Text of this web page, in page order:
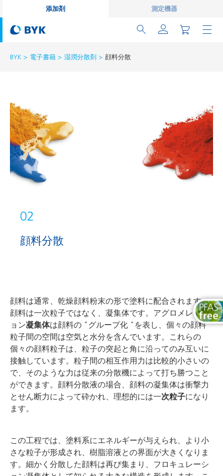
添加剤 測定機器
BYK 電子書籍 湿潤分散剤 顔料分散
02
顔料分散
顔料は通常、乾燥顔料粉末の形で塗料に配合されます。
顔料は一次粒子ではなく、凝集体です。アグロメレーシ
ョン凝集体は顔料の "グループ化 "を表し、個々の顔料
粒子間の空間は空気と水分を含んでいます。これらの
個々の顔料粒子は、粒子の突起と角に沿ってのみ互いに
接触しています。粒子間の相互作用力は比較的小さいの
で、そのような力は従来の分散機によって打ち勝つこと
ができます。顔料分散液の場合、顔料の凝集体は衝撃力
とせん断力によって砕かれ、理想的には一次粒子になり
ます。
この工程では、塗料系にエネルギーが与えられ、より小
さな粒子が形成され、樹脂溶液との界面が大きくなりま
す。細かく分散した顔料は再び集まり、フロキュレーシ